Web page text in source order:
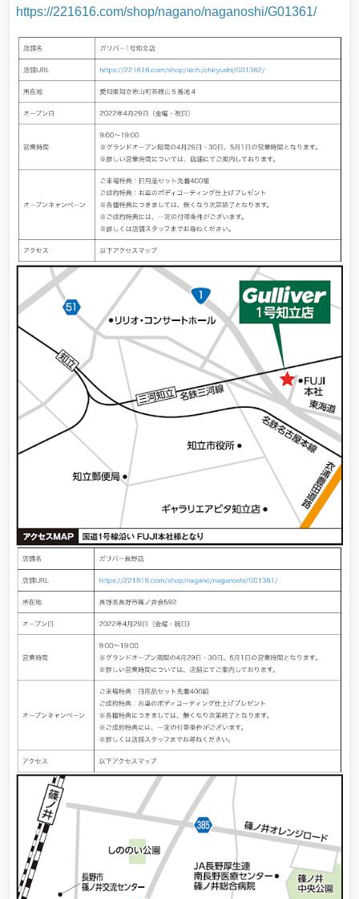
https://221616.com/shop/nagano/naganoshi/G01361/